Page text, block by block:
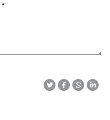
*